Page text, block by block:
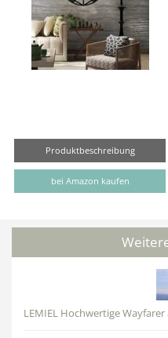
Produktbeschreibung
bei Amazon kaufen
LEMIEL Hochwertige